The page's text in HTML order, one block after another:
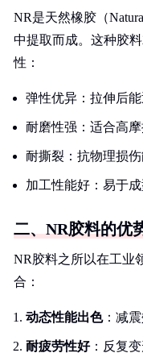
NR是天然橡胶（
中提取而成。这种胶
性：
弹性优异：拉伸后
耐磨性强：适合高
耐撕裂：抗物理损
加工性能好：易于
二、NR胶料的优
NR胶料之所以在工业
合：
动态性能出色：减
耐疲劳性好：反复